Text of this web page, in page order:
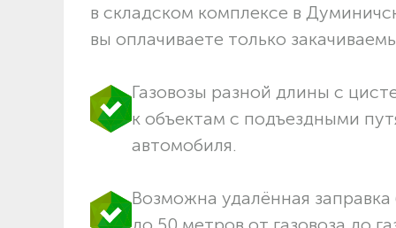
в складском комплексе в
вы оплачиваете только
Газовозы разной длины с
к объектам c подъездными
автомобиля.
Возможна удалённая